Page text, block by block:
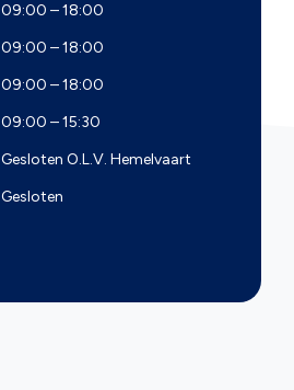
09:00 – 18:00
09:00 – 18:00
09:00 – 18:00
09:00 – 15:30
Gesloten O.L.V. Hemelvaart
Gesloten